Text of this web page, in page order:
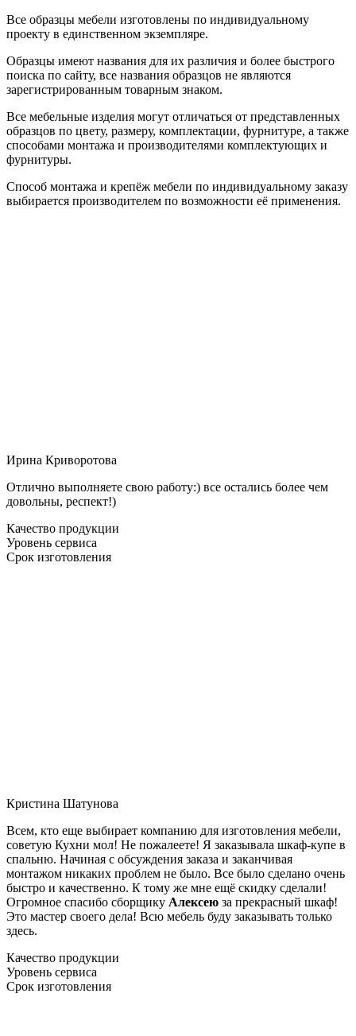
Все образцы мебели изготовлены по индивидуальному
проекту в единственном экземпляре.
Образцы имеют названия для их различия и более быстрого
поиска по сайту, все названия образцов не являются
зарегистрированным товарным знаком.
Все мебельные изделия могут отличаться от представленных
образцов по цвету, размеру, комплектации, фурнитуре, а также
способами монтажа и производителями комплектующих и
фурнитуры.
Способ монтажа и крепёж мебели по индивидуальному заказу
выбирается производителем по возможности её применения.
Ирина Криворотова
Отлично выполняете свою работу:) все остались более чем
довольны, респект!)
Качество продукции
Уровень сервиса
Срок изготовления
Кристина Шатунова
Всем, кто еще выбирает компанию для изготовления мебели,
советую Кухни мол! Не пожалеете! Я заказывала шкаф-купе в
спальню. Начиная с обсуждения заказа и заканчивая
монтажом никаких проблем не было. Все было сделано очень
быстро и качественно. К тому же мне ещё скидку сделали!
Огромное спасибо сборщику Алексею за прекрасный шкаф!
Это мастер своего дела! Всю мебель буду заказывать только
здесь.
Качество продукции
Уровень сервиса
Срок изготовления